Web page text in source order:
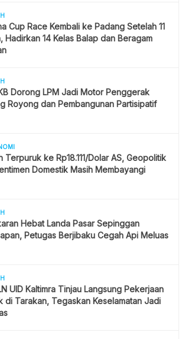
Cup Race Kembali ke Padang Setelah 11
Hadirkan 14 Kelas Balap dan Beragam
Dorong LPM Jadi Motor Penggerak
Royong dan Pembangunan Partisipatif
Terpuruk ke Rp18.111/Dolar AS, Geopolitik
Domestik Masih Membayangi
Hebat Landa Pasar Sepinggan
Petugas Berjibaku Cegah Api Meluas
UID Kaltimra Tinjau Langsung Pekerjaan
di Tarakan, Tegaskan Keselamatan Jadi